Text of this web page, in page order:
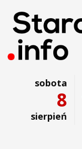
sobota
8
sierpień